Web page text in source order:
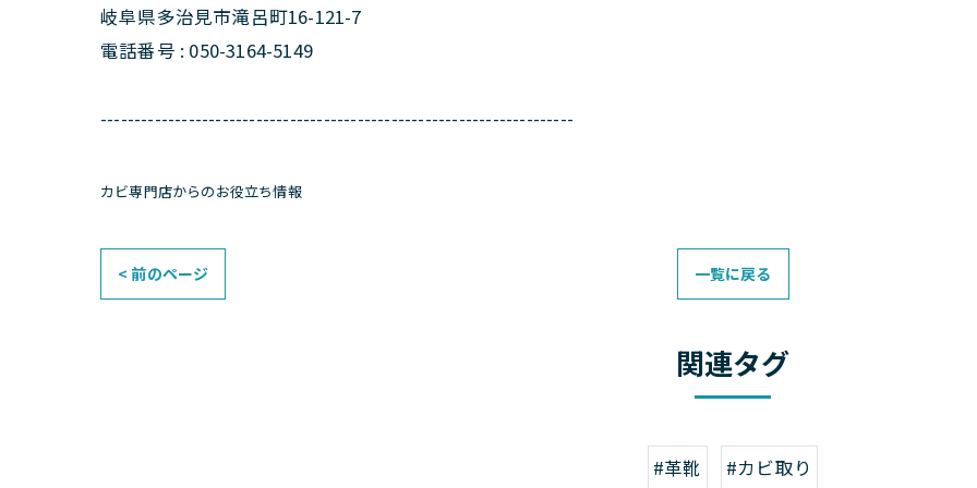
岐阜県多治見市滝呂町16-121-7
電話番号 : 050-3164-5149
----------------------------------------------------------------------
カビ専門店からのお役立ち情報
< 前のページ 一覧に戻る
関連タグ
#革靴 #カビ取り